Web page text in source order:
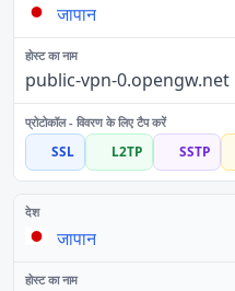
जापान
public-vpn-0.opengw.net
SSL L2TP SSTP
जापान